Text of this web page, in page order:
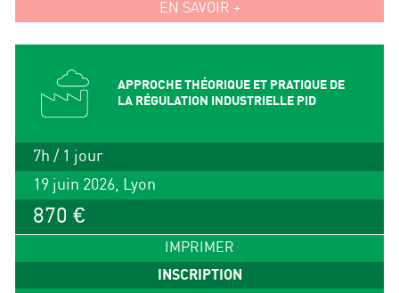
EN SAVOIR +
APPROCHE THÉORIQUE ET PRATIQUE DE
LA RÉGULATION INDUSTRIELLE PID
7h / 1 jour
19 juin 2026, Lyon
870 €
IMPRIMER
INSCRIPTION